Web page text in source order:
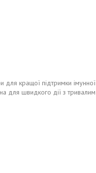
кращої підтримки
швидкого дії з